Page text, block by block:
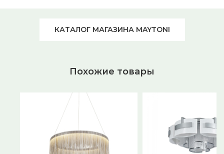
КАТАЛОГ МАГАЗИНА MAYTONI
Похожие товары